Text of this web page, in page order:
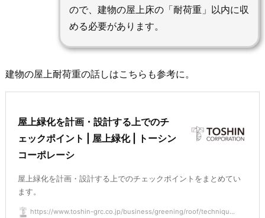
ので、建物の屋上床の「耐荷重」以内に収
める必要があります。
建物の屋上耐荷重の話しはこちらも参考に。
屋上緑化を計画・設計する上でのチ
ェックポイント | 屋上緑化 | トーシン
コーポレーシ
屋上緑化を計画・設計する上でのチェックポイントをまとめてい
ます。
https://www.toshin-grc.co.jp/business/greening/roof/techniqu...